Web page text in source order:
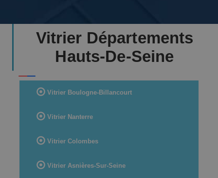
Vitrier Départements
Hauts-De-Seine
Vitrier Boulogne-Billancourt
Vitrier Nanterre
Vitrier Colombes
Vitrier Asnières-Sur-Seine